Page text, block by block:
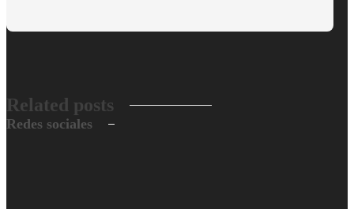
Related posts
Redes sociales